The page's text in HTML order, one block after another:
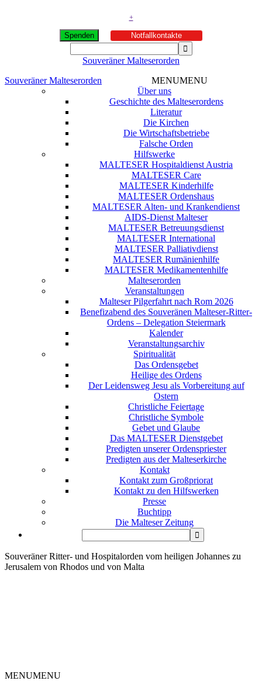
+
Spenden Notfallkontakte
Souveräner Malteserorden
Souveräner Malteserorden
MENUMENU
Über uns
Geschichte des Malteserordens
Literatur
Die Kirchen
Die Wirtschaftsbetriebe
Falsche Orden
Hilfswerke
MALTESER Hospitaldienst Austria
MALTESER Care
MALTESER Kinderhilfe
MALTESER Ordenshaus
MALTESER Alten- und Krankendienst
AIDS-Dienst Malteser
MALTESER Betreuungsdienst
MALTESER International
MALTESER Palliativdienst
MALTESER Rumänienhilfe
MALTESER Medikamentenhilfe
Malteserorden
Veranstaltungen
Malteser Pilgerfahrt nach Rom 2026
Benefizabend des Souveränen Malteser-Ritter-
Ordens – Delegation Steiermark
Kalender
Veranstaltungsarchiv
Spiritualität
Das Ordensgebet
Heilige des Ordens
Der Leidensweg Jesu als Vorbereitung auf
Ostern
Christliche Feiertage
Christliche Symbole
Gebet und Glaube
Das MALTESER Dienstgebet
Predigten unserer Ordenspriester
Predigten aus der Malteserkirche
Kontakt
Kontakt zum Großpriorat
Kontakt zu den Hilfswerken
Presse
Buchtipp
Die Malteser Zeitung
Souveräner Ritter- und Hospitalorden vom heiligen Johannes zu
Jerusalem von Rhodos und von Malta
MENUMENU